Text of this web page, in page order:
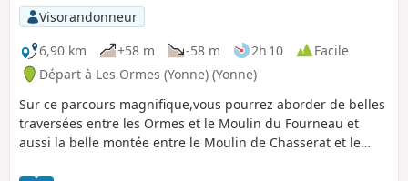
Visorandonneur
6,90 km
+58 m -58 m 2h 10
Facile
Départ à Les Ormes (Yonne) (Yonne)
Sur ce parcours magnifique,vous pourrez aborder de belles
traversées entre les Ormes et le Moulin du Fourneau et
aussi la belle montée entre le Moulin de Chasserat et le